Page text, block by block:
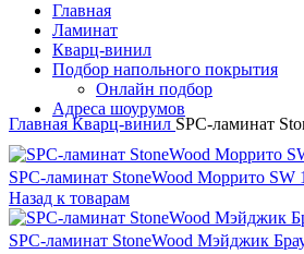
Главная
Ламинат
Кварц-винил
Подбор напольного покрытия
Онлайн подбор
Адреса шоурумов
Главная Кварц-винил SPC-ламинат
SPC-ламинат StoneWood Моррито SW
Назад к товарам
SPC-ламинат StoneWood Мэйджик